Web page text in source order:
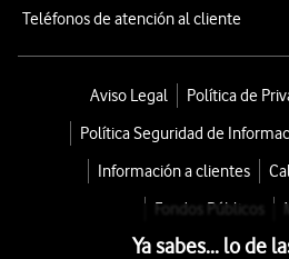
Teléfonos de atención al cliente
Aviso Legal
Política de
Política Seguridad de
Información a clientes
Fondos Públicos
Ya sabes... lo de